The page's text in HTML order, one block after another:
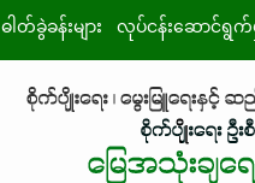
ဓါတ်ခွဲခန်းများ လုပ်ငန်းဆောင်ရွက်မှု